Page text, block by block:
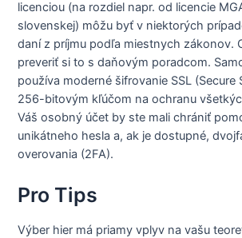
licenciou (na rozdiel napr. od licencie
slovenskej) môžu byť v niektorých
daní z príjmu podľa miestnych zákonov.
preveriť si to s daňovým poradcom.
používa moderné šifrovanie SSL (Secure
256-bitovým kľúčom na ochranu
Váš osobný účet by ste mali chrániť
unikátneho hesla a, ak je dostupné,
overovania (2FA).
Pro Tips
Výber hier má priamy vplyv na vašu